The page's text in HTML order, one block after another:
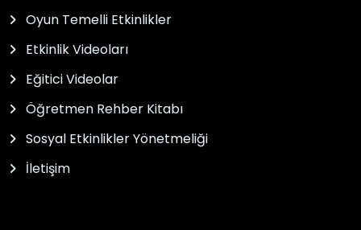
Oyun Temelli Etkinlikler
Etkinlik Videoları
Eğitici Videolar
Öğretmen Rehber Kitabı
Sosyal Etkinlikler Yönetmeliği
İletişim